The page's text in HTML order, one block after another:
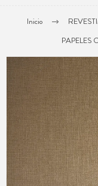
Inicio
PAPELES